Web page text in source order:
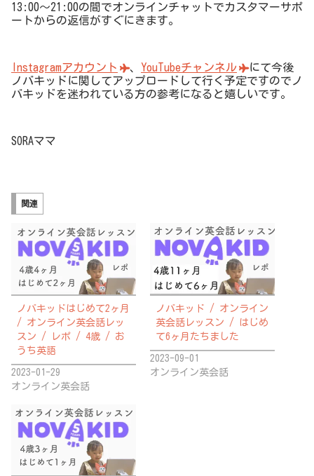
13:00〜21:00の間でオンラインチャットでカスタマーサポ
ートからの返信がすぐにきます。
Instagramアカウント 、 YouTubeチャンネル
にて今後
ノバキッドに関してアップロードして行く予定ですのでノ
バキッドを迷われている方の参考になると嬉しいです。
SORAママ
関連
ノバキッドはじめて2ヶ月
/ オンライン英会話レッ
スン / レポ / 4歳 / お
うち英語
2023-01-29
オンライン英会話
ノバキッド / オンライン
英会話レッスン / はじめ
て6ヶ月たちました
2023-09-01
オンライン英会話